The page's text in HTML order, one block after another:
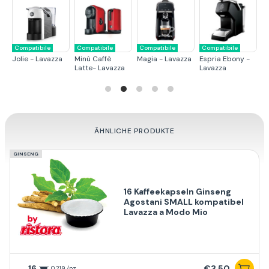
Compatibile
Jolie - Lavazza
Compatibile
Minù Caffè
Latte- Lavazza
Compatibile
Magia - Lavazza
Compatibile
Espria Ebony -
Lavazza
ÄHNLICHE PRODUKTE
GINSENG
16 Kaffeekapseln Ginseng
Agostani SMALL kompatibel
Lavazza a Modo Mio